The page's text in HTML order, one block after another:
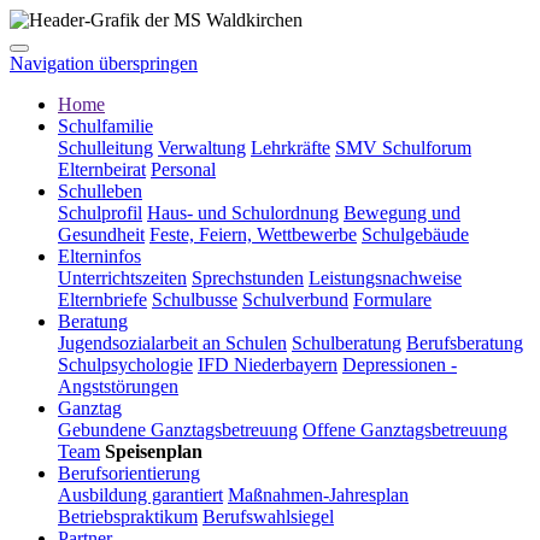
Navigation überspringen
Home
Schulfamilie
Schulleitung Verwaltung Lehrkräfte SMV Schulforum
Elternbeirat Personal
Schulleben
Schulprofil Haus- und Schulordnung Bewegung und
Gesundheit Feste, Feiern, Wettbewerbe Schulgebäude
Elterninfos
Unterrichtszeiten Sprechstunden Leistungsnachweise
Elternbriefe Schulbusse Schulverbund Formulare
Beratung
Jugendsozialarbeit an Schulen Schulberatung Berufsberatung
Schulpsychologie IFD Niederbayern Depressionen -
Angststörungen
Ganztag
Gebundene Ganztagsbetreuung Offene Ganztagsbetreuung
Team Speisenplan
Berufsorientierung
Ausbildung garantiert Maßnahmen-Jahresplan
Betriebspraktikum Berufswahlsiegel